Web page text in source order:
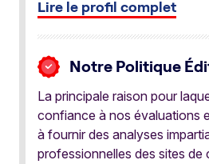
Lire le profil complet
Notre Politique
La principale raison pour
confiance à nos évaluations
à fournir des analyses
professionnelles des sites de